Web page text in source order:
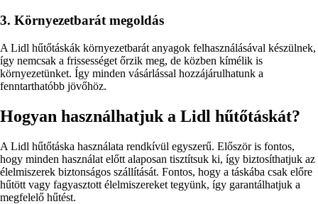
3. Környezetbarát megoldás
A Lidl hűtőtáskák környezetbarát anyagok felhasználásával készülnek,
így nemcsak a frissességet őrzik meg, de közben kímélik is
környezetünket. Így minden vásárlással hozzájárulhatunk a
fenntarthatóbb jövőhöz.
Hogyan használhatjuk a Lidl hűtőtáskát?
A Lidl hűtőtáska használata rendkívül egyszerű. Először is fontos,
hogy minden használat előtt alaposan tisztítsuk ki, így biztosíthatjuk az
élelmiszerek biztonságos szállítását. Fontos, hogy a táskába csak előre
hűtött vagy fagyasztott élelmiszereket tegyünk, így garantálhatjuk a
megfelelő hűtést.